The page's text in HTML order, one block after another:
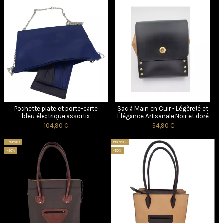
Pochette plate et porte-carte
bleu électrique assortis
104,90 €
Sac à Main en Cuir - Légèreté et
Élégance Artisanale Noir et doré
64,90 €
Promo !
-50%
Promo !
-50%